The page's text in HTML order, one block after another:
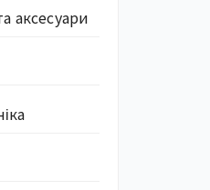
аксесуари